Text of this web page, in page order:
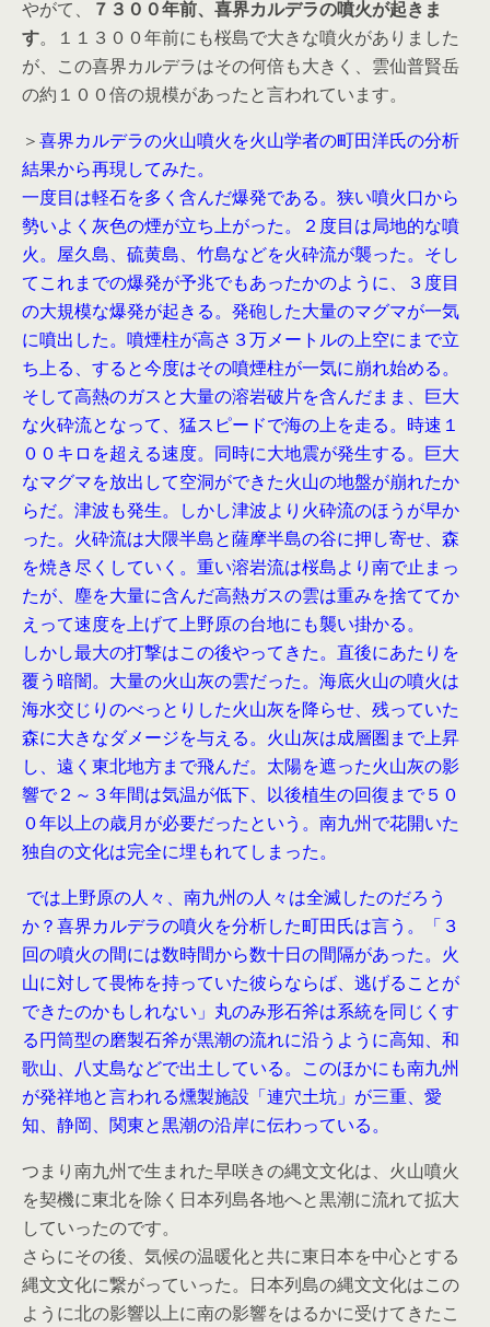
やがて、
７３００年前、喜界カルデラの噴火が起きま
す。１１３００年前にも桜島で大きな噴火がありました
が、この喜界カルデラはその何倍も大きく、雲仙普賢岳
の約１００倍の規模があったと言われています。
＞喜界カルデラの火山噴火を火山学者の町田洋氏の分析
結果から再現してみた。
一度目は軽石を多く含んだ爆発である。狭い噴火口から
勢いよく灰色の煙が立ち上がった。２度目は局地的な噴
火。屋久島、硫黄島、竹島などを火砕流が襲った。そし
てこれまでの爆発が予兆でもあったかのように、３度目
の大規模な爆発が起きる。発砲した大量のマグマが一気
に噴出した。噴煙柱が高さ３万メートルの上空にまで立
ち上る、すると今度はその噴煙柱が一気に崩れ始める。
そして高熱のガスと大量の溶岩破片を含んだまま、巨大
な火砕流となって、猛スピードで海の上を走る。時速１
００キロを超える速度。同時に大地震が発生する。巨大
なマグマを放出して空洞ができた火山の地盤が崩れたか
らだ。津波も発生。しかし津波より火砕流のほうが早か
った。火砕流は大隈半島と薩摩半島の谷に押し寄せ、森
を焼き尽くしていく。重い溶岩流は桜島より南で止まっ
たが、塵を大量に含んだ高熱ガスの雲は重みを捨ててか
えって速度を上げて上野原の台地にも襲い掛かる。
しかし最大の打撃はこの後やってきた。直後にあたりを
覆う暗闇。大量の火山灰の雲だった。海底火山の噴火は
海水交じりのべっとりした火山灰を降らせ、残っていた
森に大きなダメージを与える。火山灰は成層圏まで上昇
し、遠く東北地方まで飛んだ。太陽を遮った火山灰の影
響で２～３年間は気温が低下、以後植生の回復まで５０
０年以上の歳月が必要だったという。南九州で花開いた
独自の文化は完全に埋もれてしまった。
では上野原の人々、南九州の人々は全滅したのだろう
か？喜界カルデラの噴火を分析した町田氏は言う。「３
回の噴火の間には数時間から数十日の間隔があった。火
山に対して畏怖を持っていた彼らならば、逃げることが
できたのかもしれない」丸のみ形石斧は系統を同じくす
る円筒型の磨製石斧が黒潮の流れに沿うように高知、和
歌山、八丈島などで出土している。このほかにも南九州
が発祥地と言われる燻製施設「連穴土坑」が三重、愛
知、静岡、関東と黒潮の沿岸に伝わっている。
つまり南九州で生まれた早咲きの縄文文化は、火山噴火
を契機に東北を除く日本列島各地へと黒潮に流れて拡大
していったのです。
さらにその後、気候の温暖化と共に東日本を中心とする
縄文文化に繋がっていった。日本列島の縄文文化はこの
ように北の影響以上に南の影響をはるかに受けてきたこ